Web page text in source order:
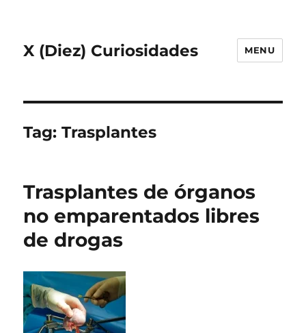
X (Diez) Curiosidades MENU
Tag:Trasplantes
Trasplantes de órganos
no emparentados libres
de drogas